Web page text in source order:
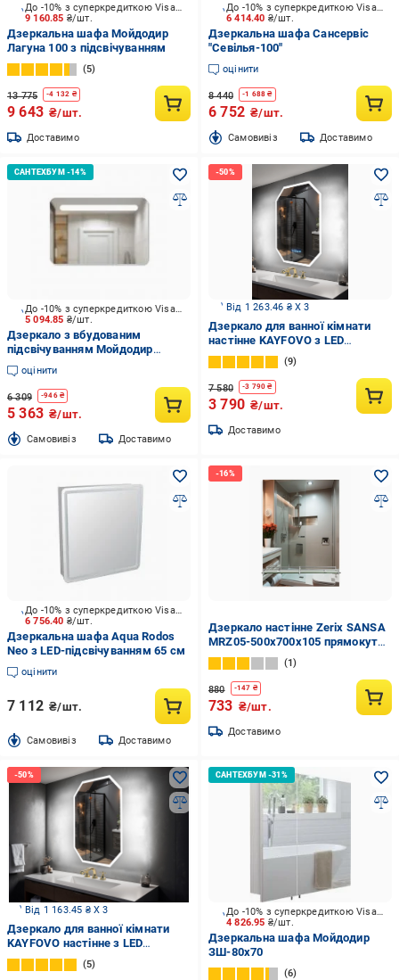
9 160.85 ₴/шт.
До -10% з суперкредиткою Visa Вигода
Дзеркальна шафа Мойдодир
Лагуна 100 з підсвічуванням
5
13 775 -4 132 ₴
9 643 ₴/шт.
Доставимо
6 414.40 ₴/шт.
До -10% з суперкредиткою Visa Вигода
Дзеркальна шафа Сансервіс
"Севілья-100"
оцінити
8 440 -1 688 ₴
6 752 ₴/шт.
Cамовивіз Доставимо
5 094.85 ₴/шт.
До -10% з суперкредиткою Visa Вигода
Дзеркало з вбудованим
підсвічуванням Мойдодир
Universalis 120x80 LED
оцінити
6 309 -946₴
5 363 ₴/шт.
Cамовивіз Доставимо
Від 1 263.46 ₴ X 3
Дзеркало для ванної кімнати
настінне KAYFOVO з LED
підсвічуванням/сенсорною
смарт-панеллю/підігрівом/
інформаційним дисплеєм 90х70
см (334170)
9
7 580 -3 790 ₴
3 790 ₴/шт.
Доставимо
6 756.40 ₴/шт.
До -10% з суперкредиткою Visa Вигода
Дзеркальна шафа Aqua Rodos
Neo з LED-підсвічуванням 65 см
оцінити
7 112 ₴/шт.
Cамовивіз Доставимо
Дзеркало настінне Zerix SANSA
MRZ05-500x700x105 прямокутне
з полицею (ZX5627)
1
880 -147 ₴
733 ₴/шт.
Доставимо
Від 1 163.45 ₴ X 3
Дзеркало для ванної кімнати
KAYFOVO настінне з LED
підсвіткою і підігрівом 90х70 см
(473244604)
5
4 826.95 ₴/шт.
До -10% з суперкредиткою Visa Вигода
Дзеркальна шафа Мойдодир
ЗШ-80х70
6